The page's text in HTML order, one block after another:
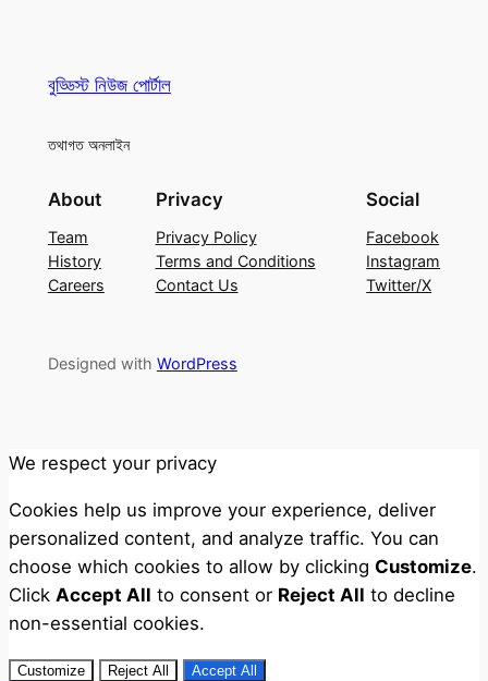
বুড্ডিস্ট নিউজ পোর্টাল
তথাগত অনলাইন
About
Team
History
Careers
Privacy
Privacy Policy
Terms and Conditions
Contact Us
Social
Facebook
Instagram
Twitter/X
Designed with WordPress
We respect your privacy
Cookies help us improve your experience, deliver
personalized content, and analyze traffic. You can
choose which cookies to allow by clicking Customize.
Click Accept All to consent or Reject All to decline
non-essential cookies.
Customize Reject All Accept All